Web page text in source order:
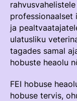
Mänedžer Ja
Välisvõistlustel
RAKENDISPORT
Regulatsioonid
Võistluskalender
professionaalset
ja
ulatusliku
tagades samal
hobuste heaolu
FEI hobuse
hobuse tervis,